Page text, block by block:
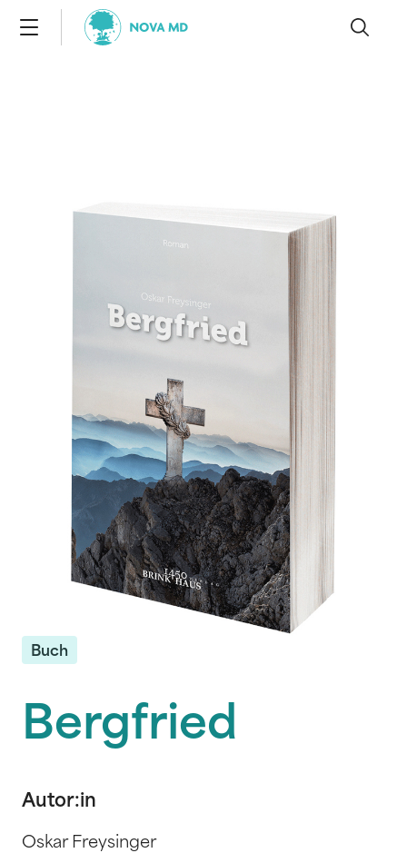
Buch
Bergfried
Autor:in
Oskar Freysinger